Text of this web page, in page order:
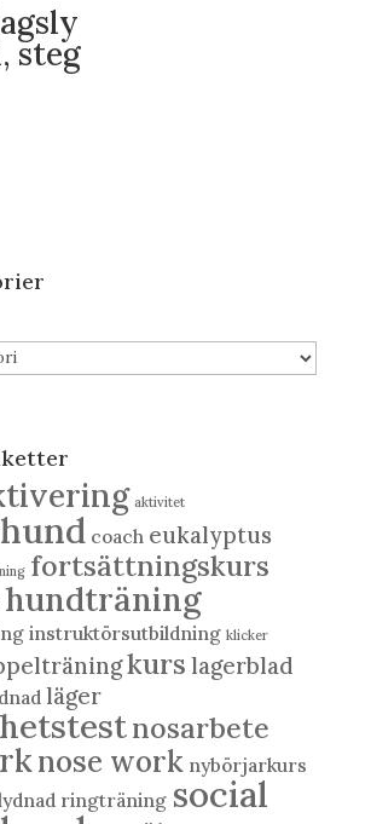
steg
aktivitet
coach eukalyptus
fortsättningskurs
hundträning
instruktörsutbildning klicker
kurs lagerblad
läger
nosarbete
nose work nybörjarkurs
ringträning social